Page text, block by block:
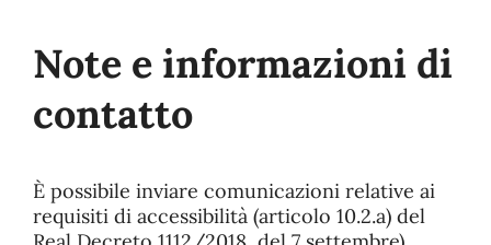
Note e informazioni di
contatto
È possibile inviare comunicazioni relative ai
requisiti di accessibilità (articolo 10.2.a) del